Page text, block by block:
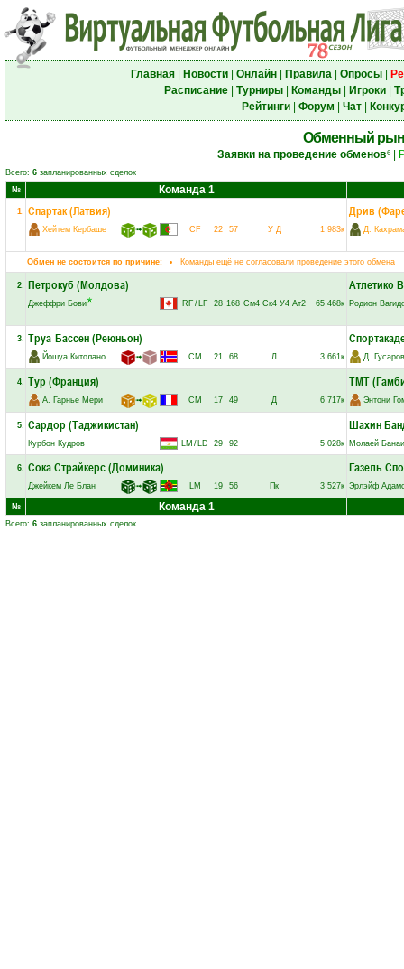
Главная| Новости| Онлайн| Правила| Опросы|
Расписание| Турниры| Команды| Игроки|
Рейтинги| Форум Чат|
Обменный
Заявки на проведение обменов6|
Всего: 6 запланированных сделок
№
Команда 1
1. Спартак (Латвия)
➟
Хейтем Кербаше CF 22 57 У Д 1 983к
Дрив
Д.
Обмен не состоится по причине: Команды ещё не согласовали проведение этого обмена
2. Петрокуб (Молдова)
Джеффри Бови RF / LF 28 168 См4 Ск4 У4 Ат2 65 468к
Атлетико
Родион
3. Труа-Бассен (Реюньон)
➟
Йошуа Китолано CM 21 68 Л 3 661к Д. Гусаров
4. Тур (Франция)
➟
А. Гарнье Мери CM 17 49 Д 6 717к
ТМТ
Энтони
5. Сардор (Таджикистан)
Курбон Кудров LM / LD 29 92 5 028к
Шахин
Молаей
6. Сока Страйкерс (Доминика)
➟
Джейкем Ле Блан LM 19 56 Пк 3 527к
Газель
Эрлэйф
№ Команда 1
Всего: 6 запланированных сделок